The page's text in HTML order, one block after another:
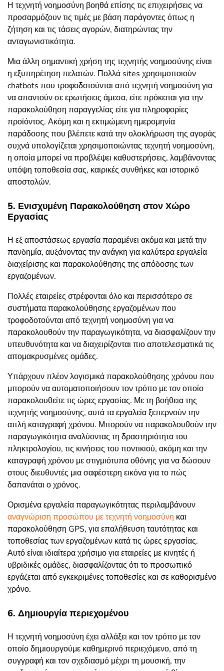
Η τεχνητή νοημοσύνη βοηθά επίσης τις επιχειρήσεις να
προσαρμόζουν τις τιμές με βάση παράγοντες όπως η
ζήτηση και τις τάσεις αγορών, διατηρώντας την
ανταγωνιστικότητα.
Μια άλλη σημαντική χρήση της τεχνητής νοημοσύνης είναι
η εξυπηρέτηση πελατών. Πολλά sites χρησιμοποιούν
chatbots που τροφοδοτούνται από τεχνητή νοημοσύνη για
να απαντούν σε ερωτήσεις άμεσα, είτε πρόκειται για την
παρακολούθηση παραγγελίας είτε για πληροφορίες
προϊόντος. Ακόμη και η εκτιμώμενη ημερομηνία
παράδοσης που βλέπετε κατά την ολοκλήρωση της αγοράς
συχνά υπολογίζεται χρησιμοποιώντας τεχνητή νοημοσύνη,
η οποία μπορεί να προβλέψει καθυστερήσεις, λαμβάνοντας
υπόψη τοποθεσία σας, καιρικές συνθήκες και ιστορικό
αποστολών.
5. Ενισχυμένη Παρακολούθηση στον Χώρο
Εργασίας
Η εξ αποστάσεως εργασία παραμένει ακόμα και μετά την
πανδημία, αυξάνοντας την ανάγκη για καλύτερα εργαλεία
διαχείρισης και παρακολούθησης της απόδοσης των
εργαζομένων.
Πολλές εταιρείες στρέφονται όλο και περισσότερο σε
συστήματα παρακολούθησης εργαζομένων που
τροφοδοτούνται από τεχνητή νοημοσύνη για να
παρακολουθούν την παραγωγικότητα, να διασφαλίζουν την
υπευθυνότητα και να διαχειρίζονται πιο αποτελεσματικά τις
απομακρυσμένες ομάδες.
Υπάρχουν πλέονλογισμικά παρακολούθησης χρόνου που
μπορούν να αυτοματοποιήσουν τον τρόπο με τον οποίο
παρακολουθείτε τις ώρες εργασίας. Με τη βοήθεια της
τεχνητής νοημοσύνης, αυτά τα εργαλεία ξεπερνούν την
απλή καταγραφή χρόνου. Μπορούν να παρακολουθούν την
παραγωγικότητα αναλύοντας τη δραστηριότητα του
πληκτρολογίου, τις κινήσεις του ποντικιού, ακόμη και την
καταγραφή χρόνου με στιγμιότυπα οθόνης για να δώσουν
στους διευθυντές μια σαφέστερη εικόνα για το πώς
δαπανάται ο χρόνος.
Ορισμένα εργαλεία παραγωγικότητας περιλαμβάνουν
αναγνώριση προσώπου με τεχνητή νοημοσύνη και
παρακολούθηση GPS, γιαεπαλήθευση ταυτότητας και
τοποθεσίας των εργαζομένων κατά τις ώρες εργασίας.
Αυτό είναι ιδιαίτερα χρήσιμο για εταιρείες με κινητές ή
υβριδικές ομάδες, διασφαλίζοντας ότι το προσωπικό
εργάζεται από εγκεκριμένες τοποθεσίες και σε καθορισμένο
χρόνο.
6. Δημιουργία περιεχομένου
Η τεχνητή νοημοσύνη έχει αλλάξει και τον τρόπο με τον
οποίο δημιουργούμε καθημερινό περιεχόμενο, από τη
συγγραφή και τον σχεδιασμό μέχρι τη μουσική, την